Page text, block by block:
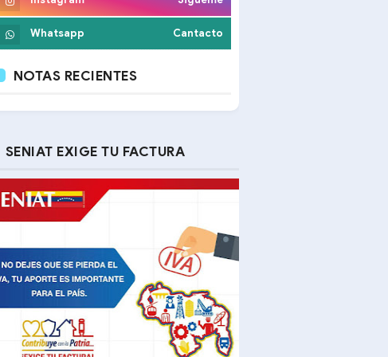
Whatsapp Cantacto
NOTAS RECIENTES
SENIAT EXIGE TU FACTURA